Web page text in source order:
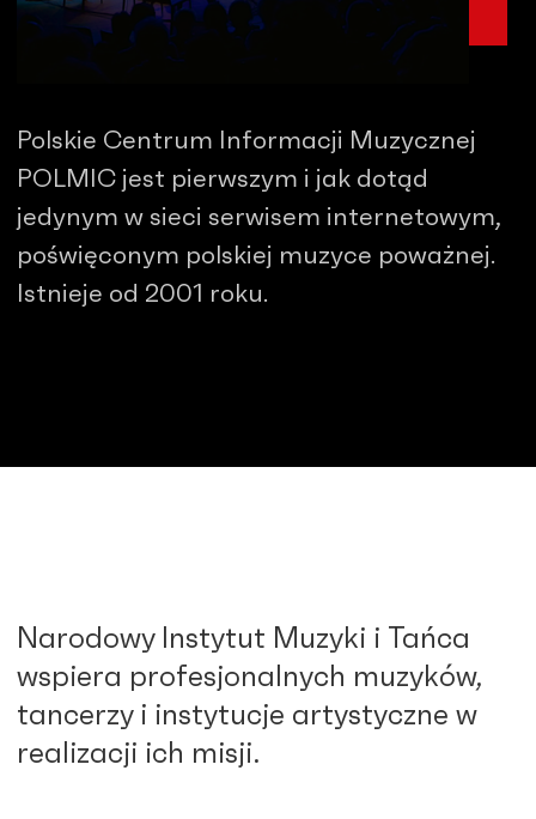
Polskie Centrum Informacji Muzycznej
POLMIC jest pierwszym i jak dotąd
jedynym w sieci serwisem internetowym,
poświęconym polskiej muzyce poważnej.
Istnieje od 2001 roku.
Narodowy Instytut Muzyki i Tańca
wspiera profesjonalnych muzyków,
tancerzy i instytucje artystyczne w
realizacji ich misji.